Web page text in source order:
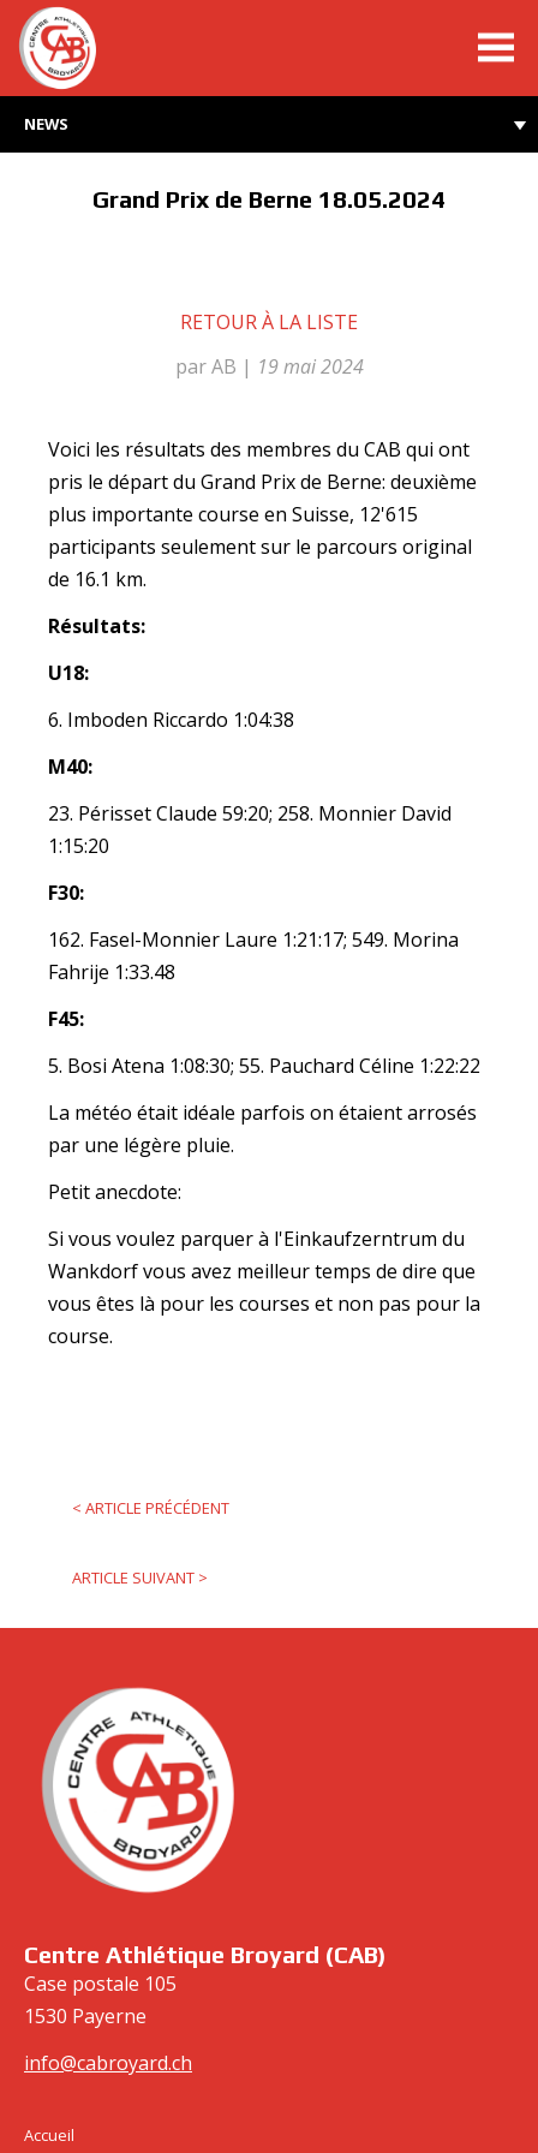
NEWS
Grand Prix de Berne 18.05.2024
RETOUR À LA LISTE
par AB | 19 mai 2024
Voici les résultats des membres du CAB qui ont
pris le départ du Grand Prix de Berne: deuxième
plus importante course en Suisse, 12'615
participants seulement sur le parcours original
de 16.1 km.
Résultats:
U18:
6. Imboden Riccardo 1:04:38
M40:
23. Périsset Claude 59:20; 258. Monnier David
1:15:20
F30:
162. Fasel-Monnier Laure 1:21:17; 549. Morina
Fahrije 1:33.48
F45:
5. Bosi Atena 1:08:30; 55. Pauchard Céline 1:22:22
La météo était idéale parfois on étaient arrosés
par une légère pluie.
Petit anecdote:
Si vous voulez parquer à l'Einkaufzerntrum du
Wankdorf vous avez meilleur temps de dire que
vous êtes là pour les courses et non pas pour la
course.
< ARTICLE PRÉCÉDENT
ARTICLE SUIVANT >
Centre Athlétique Broyard (CAB)
Case postale 105
1530 Payerne
info@cabroyard.ch
Accueil